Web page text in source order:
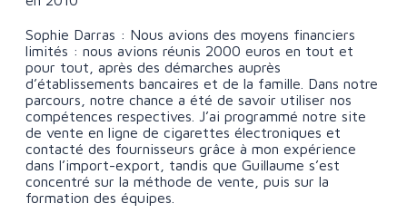
Sophie Darras : Nous avions des moyens financiers
limités : nous avions réunis 2000 euros en tout et
pour tout, après des démarches auprès
d’établissements bancaires et de la famille. Dans notre
parcours, notre chance a été de savoir utiliser nos
compétences respectives. J’ai programmé notre site
de vente en ligne de cigarettes électroniques et
contacté des fournisseurs grâce à mon expérience
dans l’import-export, tandis que Guillaume s’est
concentré sur la méthode de vente, puis sur la
formation des équipes.